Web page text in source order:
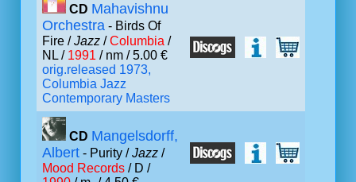
CD Mahavishnu
Orchestra - Birds Of
Fire /Jazz /Columbia /
NL / 1991 / nm / 5.00 €
orig.released 1973,
Columbia Jazz
Contemporary Masters
CD Mangelsdorff,
Albert - Purity /Jazz /
Mood Records / D /